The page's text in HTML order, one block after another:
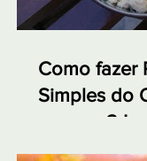
Como fazer
Simples do
apenas 2